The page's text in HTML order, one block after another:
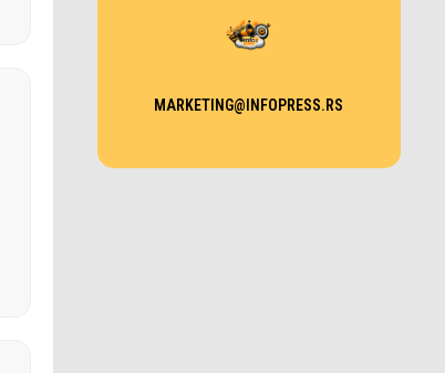
MARKETING@INFOPRESS.RS